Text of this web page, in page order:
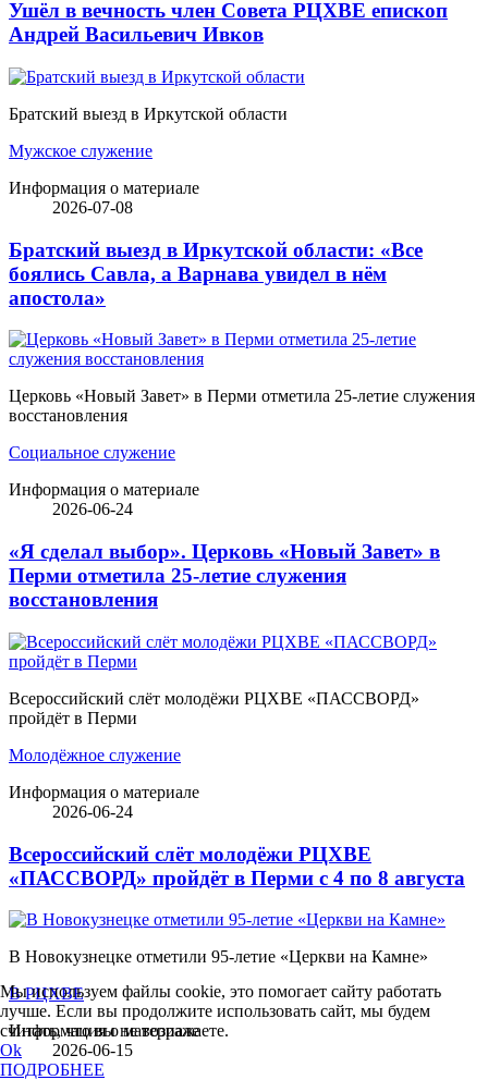
Ушёл в вечность член Совета РЦХВЕ епископ
Андрей Васильевич Ивков
Братский выезд в Иркутской области
Мужское служение
Информация о материале
2026-07-08
Братский выезд в Иркутской области: «Все
боялись Савла, а Варнава увидел в нём
апостола»
Церковь «Новый Завет» в Перми отметила 25-летие служения
восстановления
Социальное служение
Информация о материале
2026-06-24
«Я сделал выбор». Церковь «Новый Завет» в
Перми отметила 25-летие служения
восстановления
Всероссийский слёт молодёжи РЦХВЕ «ПАССВОРД»
пройдёт в Перми
Молодёжное служение
Информация о материале
2026-06-24
Всероссийский слёт молодёжи РЦХВЕ
«ПАССВОРД» пройдёт в Перми с 4 по 8 августа
В Новокузнецке отметили 95-летие «Церкви на Камне»
В РЦХВЕ
Информация о материале
2026-06-15
Мы используем файлы cookie, это помогает сайту работать
лучше. Если вы продолжите использовать сайт, мы будем
считать, что вы не возражаете.
Ok
ПОДРОБНЕЕ